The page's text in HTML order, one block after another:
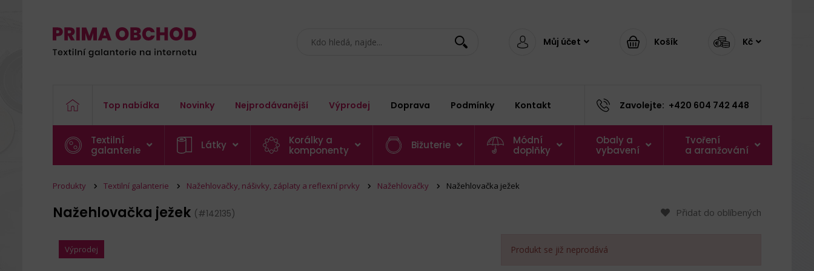
Můj účet Košík Kč
Top nabídka Novinky Nejprodávanější Výprodej Doprava Podmínky Kontakt Zavolejte: +420 604 742 448
Textilní
galanterie
Látky
Korálky a
komponenty
Bižuterie
Módní
doplňky
Obaly a
vybavení
Tvoření
a aranžování
Produkty Textilní galanterie Nažehlovačky, nášivky, záplaty a reflexní prvky Nažehlovačky Nažehlovačka ježek
Nažehlovačka ježek (#142135) Přidat do oblíbených
Výprodej Produkt se již neprodává